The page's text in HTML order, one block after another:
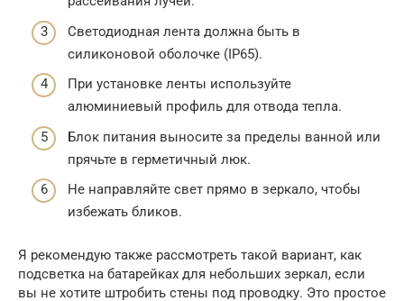
Светодиодная лента должна быть в
силиконовой оболочке (IP65).
При установке ленты используйте
алюминиевый профиль для отвода тепла.
Блок питания выносите за пределы ванной или
прячьте в герметичный люк.
Не направляйте свет прямо в зеркало, чтобы
избежать бликов.
Я рекомендую также рассмотреть такой вариант, как
подсветка на батарейках для небольших зеркал, если
вы не хотите штробить стены под проводку. Это простое